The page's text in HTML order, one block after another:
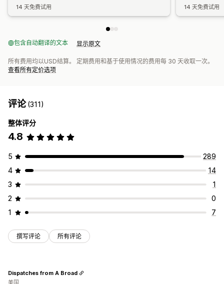
14 天免费试用 14 天免费试用
包含自动翻译的文本 显示原文
所有费用均以USD结算。 定期费用和基于使用情况的费用每 30 天收取一次。
查看所有定价选项
评论(311)
整体评分
4.8
5
289
4
14
3
1
2
0
1
7
撰写评论 所有评论
Dispatches from A Broad